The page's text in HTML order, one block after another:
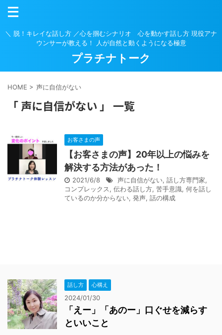
＼ 脱！キレイな話し方 ／心を掴むシナリオ 心を動かす話し方 現役アナ
ウンサーが教える！ 人が自然と動くようになる極意
プラチナトーク
HOME > 声に自信がない
「 声に自信がない 」 一覧
お客さまの声
【お客さまの声】20年以上の悩みを
解決する方法があった！
2021/6/8 声に自信がない, 話し方専門家,
コンプレックス, 伝わる話し方, 苦手意識, 何を話し
ているのか分からない, 発声, 話の構成
話し方 心構え
2024/01/30
「えー」「あのー」口ぐせを減らす
といいこと